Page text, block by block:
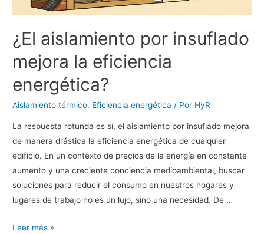
¿El aislamiento por insuflado
mejora la eficiencia
energética?
Aislamiento térmico, Eficiencia energética / Por HyR
La respuesta rotunda es sí, el aislamiento por insuflado mejora
de manera drástica la eficiencia energética de cualquier
edificio. En un contexto de precios de la energía en constante
aumento y una creciente conciencia medioambiental, buscar
soluciones para reducir el consumo en nuestros hogares y
lugares de trabajo no es un lujo, sino una necesidad. De …
Leer más »